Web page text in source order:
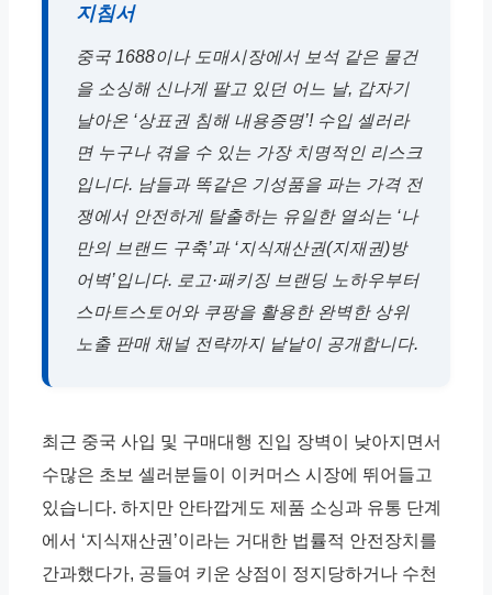
지침서
중국 1688이나 도매시장에서 보석 같은 물건
을 소싱해 신나게 팔고 있던 어느 날, 갑자기
날아온 ‘상표권 침해 내용증명’! 수입 셀러라
면 누구나 겪을 수 있는 가장 치명적인 리스크
입니다. 남들과 똑같은 기성품을 파는 가격 전
쟁에서 안전하게 탈출하는 유일한 열쇠는 ‘나
만의 브랜드 구축’과 ‘지식재산권(지재권)방
어벽’입니다. 로고·패키징 브랜딩 노하우부터
스마트스토어와 쿠팡을 활용한 완벽한 상위
노출 판매 채널 전략까지 낱낱이 공개합니다.
최근 중국 사입 및 구매대행 진입 장벽이 낮아지면서
수많은 초보 셀러분들이 이커머스 시장에 뛰어들고
있습니다. 하지만 안타깝게도 제품 소싱과 유통 단계
에서 ‘지식재산권’이라는 거대한 법률적 안전장치를
간과했다가, 공들여 키운 상점이 정지당하거나 수천